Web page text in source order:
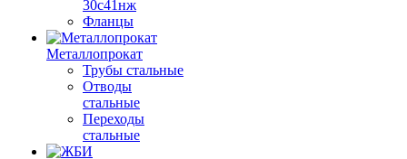
30с41нж
Фланцы
Металлопрокат
Трубы стальные
Отводы
стальные
Переходы
стальные